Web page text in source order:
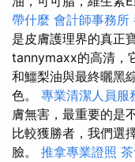
帶什麼 會計師事務所
是皮膚護理界的真正
tannymaxx的高清，
和鱷梨油與最終曬黑
色。 專業清潔人員服
膚無害，最重要的是
比較獲勝者，我們選
臉。 推拿專業證照